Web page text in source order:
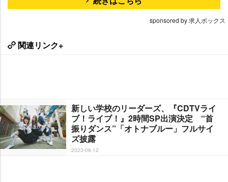
sponsored by 求人ボックス
関連リンク+
新しい学校のリーダーズ、『CDTVライ
ブ！ライブ！』2時間SP出演決定 “首
振りダンス”「オトナブルー」フルサイ
ズ披露
2023-06-12